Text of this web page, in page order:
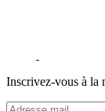
Inscrivez-vous à la